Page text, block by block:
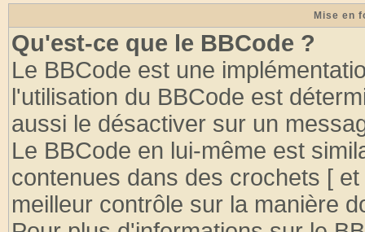
Mise en
Qu'est-ce que le BBCode ?
Le BBCode est une
l'utilisation du BBCode est
aussi le désactiver sur un
Le BBCode en lui-même est
contenues dans des crochets [
meilleur contrôle sur la manière